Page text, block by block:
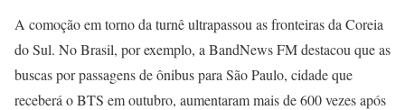
A comoção em torno da turnê ultrapassou as fronteiras da Coreia
do Sul. No Brasil, por exemplo, a BandNews FM destacou que as
buscas por passagens de ônibus para São Paulo, cidade que
receberá o BTS em outubro, aumentaram mais de 600 vezes após